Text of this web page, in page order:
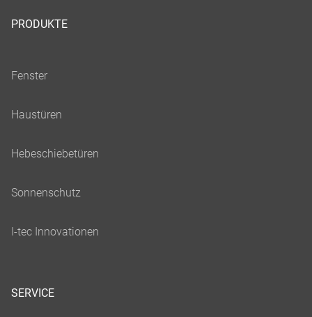
PRODUKTE
SERVICE